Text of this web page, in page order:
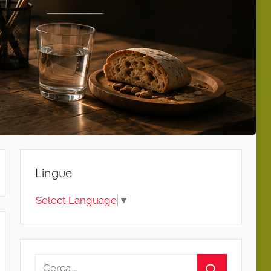
Lingue
Select Language ▼
Ricerca